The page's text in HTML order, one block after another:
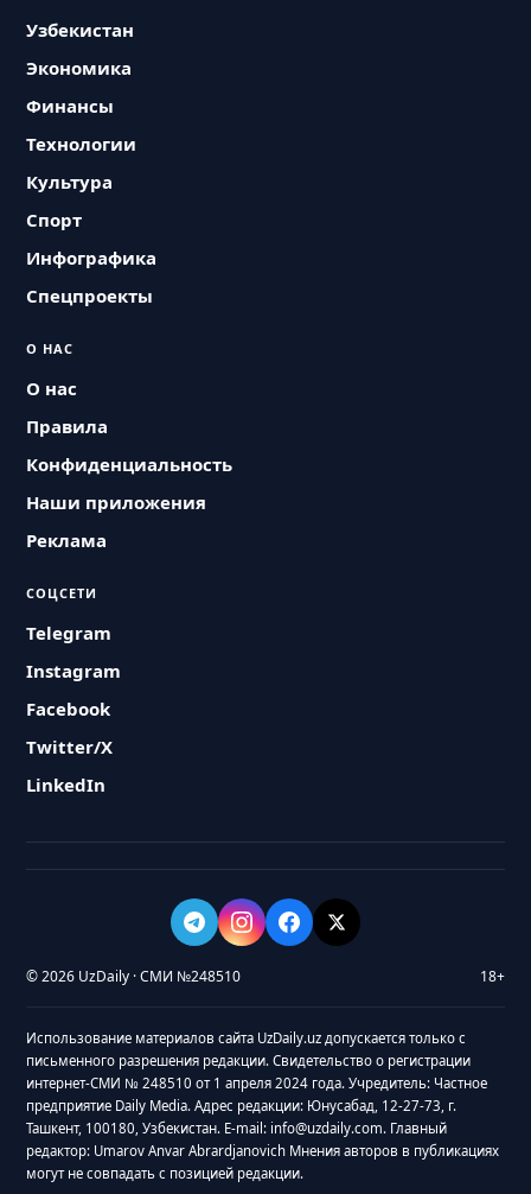
Узбекистан
Экономика
Финансы
Технологии
Культура
Спорт
Инфографика
Спецпроекты
О НАС
О нас
Правила
Конфиденциальность
Наши приложения
Реклама
СОЦСЕТИ
Telegram
Instagram
Facebook
Twitter/X
LinkedIn
© 2026 UzDaily · СМИ №248510 18+
Использование материалов сайта UzDaily.uz допускается только с
письменного разрешения редакции. Свидетельство о регистрации
интернет-СМИ № 248510 от 1 апреля 2024 года. Учредитель: Частное
предприятие Daily Media. Адрес редакции: Юнусабад, 12-27-73, г.
Ташкент, 100180, Узбекистан. E-mail: info@uzdaily.com. Главный
редактор: Umarov Anvar Abrardjanovich Мнения авторов в публикациях
могут не совпадать с позицией редакции.